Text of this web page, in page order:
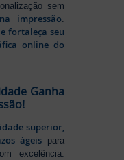
sem
impressão.
fortaleça seu
online do
Ganha
superior,
ágeispara
excelência.